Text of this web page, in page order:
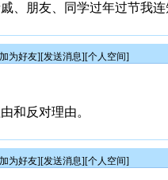
、朋友、同学过年过节我
为好友][发送消息][个人空间]
和反对理由。
为好友][发送消息][个人空间]